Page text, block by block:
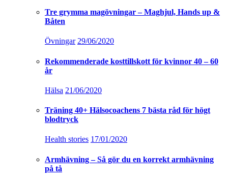
Tre grymma magövningar – Maghjul, Hands up &
Båten
Övningar 29/06/2020
Rekommenderade kosttillskott för kvinnor 40 – 60
år
Hälsa 21/06/2020
Träning 40+ Hälsocoachens 7 bästa råd för högt
blodtryck
Health stories 17/01/2020
Armhävning – Så gör du en korrekt armhävning
på tå